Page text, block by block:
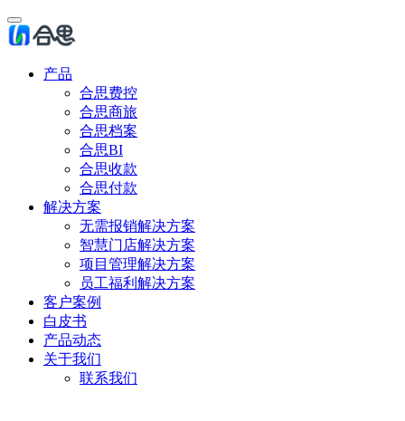
产品
合思费控
合思商旅
合思档案
合思BI
合思收款
合思付款
解决方案
无需报销解决方案
智慧门店解决方案
项目管理解决方案
员工福利解决方案
客户案例
白皮书
产品动态
关于我们
联系我们